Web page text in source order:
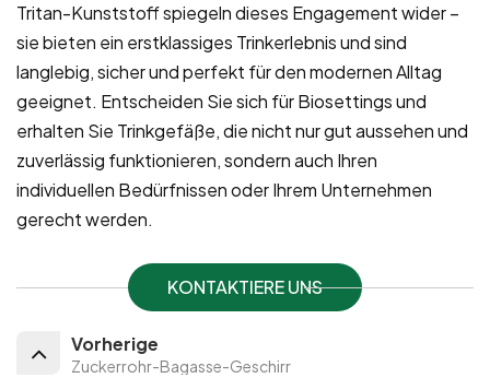
Tritan-Kunststoff spiegeln dieses Engagement wider –
sie bieten ein erstklassiges Trinkerlebnis und sind
langlebig, sicher und perfekt für den modernen Alltag
geeignet. Entscheiden Sie sich für Biosettings und
erhalten Sie Trinkgefäße, die nicht nur gut aussehen und
zuverlässig funktionieren, sondern auch Ihren
individuellen Bedürfnissen oder Ihrem Unternehmen
gerecht werden.
KONTAKTIERE UNS
Vorherige
Zuckerrohr-Bagasse-Geschirr